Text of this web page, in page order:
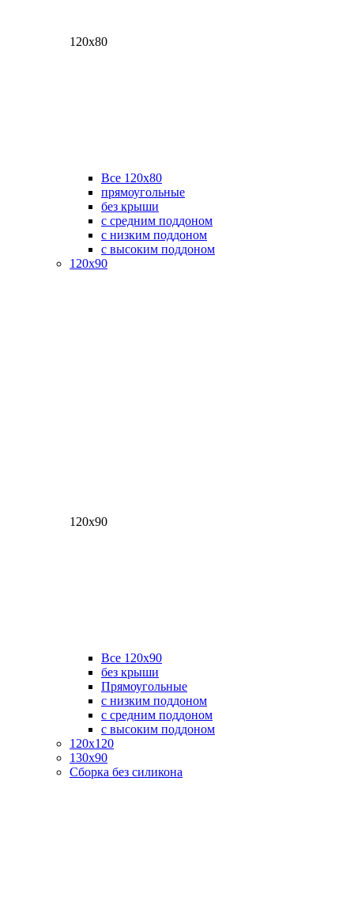
120х80
Все 120х80
прямоугольные
без крыши
с средним поддоном
с низким поддоном
с высоким поддоном
120х90
120х90
Все 120х90
без крыши
Прямоугольные
с низким поддоном
с средним поддоном
с высоким поддоном
120х120
130х90
Сборка без силикона